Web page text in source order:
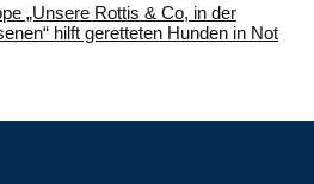
„Unsere Rottis & Co, in der
hilft geretteten Hunden in Not